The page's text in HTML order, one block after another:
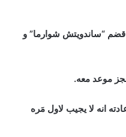
“ساندويتش شوارما” و
موعد معه.
انه لا يجيب لاول مَره